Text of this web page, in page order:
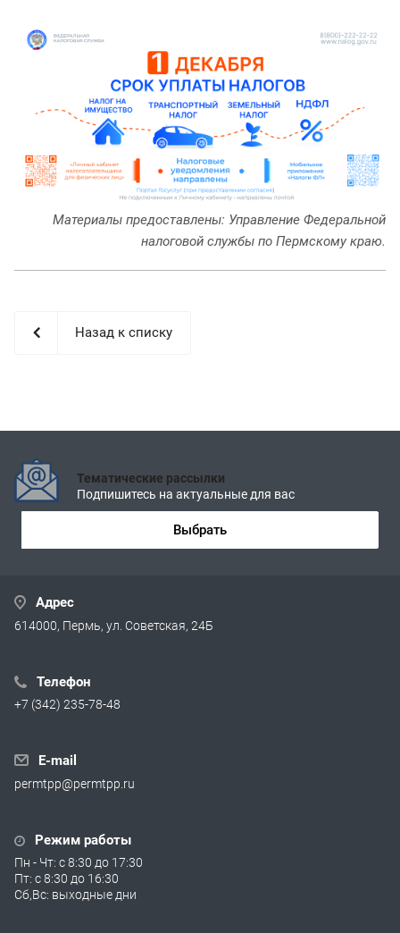
Материалы предоставлены: Управление Федеральной
налоговой службы по Пермскому краю.
Назад к списку
Тематические рассылки
Подпишитесь на актуальные для вас
Выбрать
Адрес
614000, Пермь, ул. Советская, 24Б
Телефон
+7 (342) 235-78-48
E-mail
permtpp@permtpp.ru
Режим работы
Пн - Чт: с 8:30 до 17:30
Пт: с 8:30 до 16:30
Сб,Вс: выходные дни